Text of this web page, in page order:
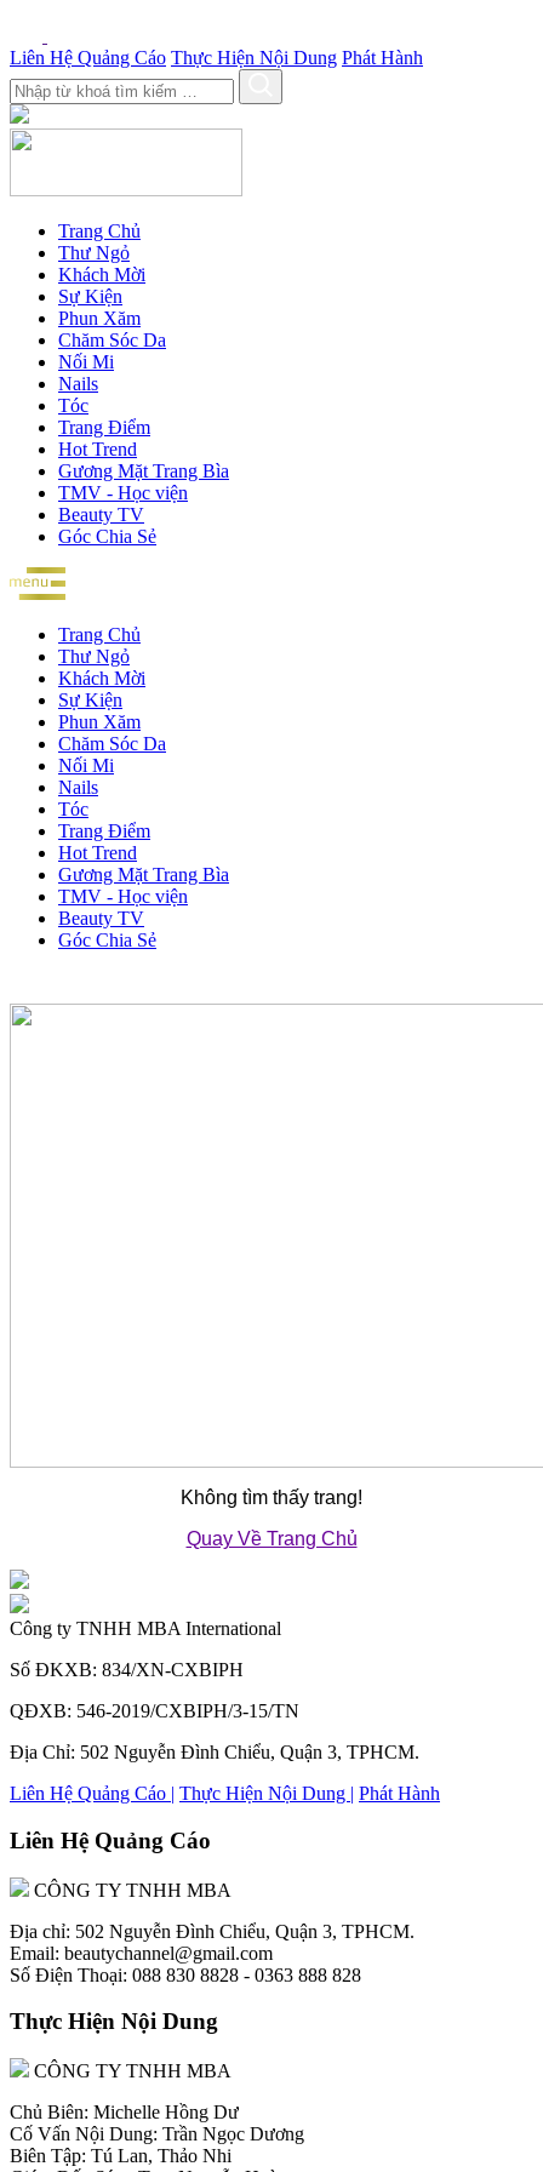
Liên Hệ Quảng Cáo Thực Hiện Nội Dung Phát Hành
Trang Chủ
Thư Ngỏ
Khách Mời
Sự Kiện
Phun Xăm
Chăm Sóc Da
Nối Mi
Nails
Tóc
Trang Điểm
Hot Trend
Gương Mặt Trang Bìa
TMV - Học viện
Beauty TV
Góc Chia Sẻ
Trang Chủ
Thư Ngỏ
Khách Mời
Sự Kiện
Phun Xăm
Chăm Sóc Da
Nối Mi
Nails
Tóc
Trang Điểm
Hot Trend
Gương Mặt Trang Bìa
TMV - Học viện
Beauty TV
Góc Chia Sẻ
Không tìm thấy trang!
Quay Về Trang Chủ
Công ty TNHH MBA International
Số ĐKXB: 834/XN-CXBIPH
QĐXB: 546-2019/CXBIPH/3-15/TN
Địa Chỉ: 502 Nguyễn Đình Chiểu, Quận 3, TPHCM.
Liên Hệ Quảng Cáo | Thực Hiện Nội Dung | Phát Hành
Liên Hệ Quảng Cáo
CÔNG TY TNHH MBA
Địa chỉ: 502 Nguyễn Đình Chiểu, Quận 3, TPHCM.
Email: beautychannel@gmail.com
Số Điện Thoại: 088 830 8828 - 0363 888 828
Thực Hiện Nội Dung
CÔNG TY TNHH MBA
Chủ Biên: Michelle Hồng Dư
Cố Vấn Nội Dung: Trần Ngọc Dương
Biên Tập: Tú Lan, Thảo Nhi